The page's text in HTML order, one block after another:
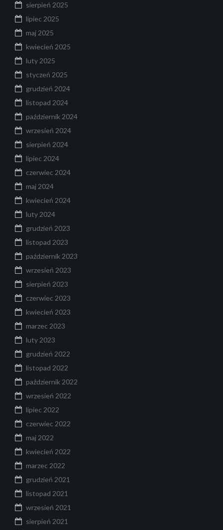
sierpień 2025
lipiec 2025
maj 2025
kwiecień 2025
luty 2025
styczeń 2025
grudzień 2024
listopad 2024
październik 2024
wrzesień 2024
sierpień 2024
lipiec 2024
czerwiec 2024
maj 2024
kwiecień 2024
luty 2024
grudzień 2023
listopad 2023
październik 2023
wrzesień 2023
sierpień 2023
czerwiec 2023
kwiecień 2023
marzec 2023
luty 2023
grudzień 2022
listopad 2022
październik 2022
wrzesień 2022
lipiec 2022
czerwiec 2022
maj 2022
kwiecień 2022
marzec 2022
grudzień 2021
listopad 2021
wrzesień 2021
sierpień 2021